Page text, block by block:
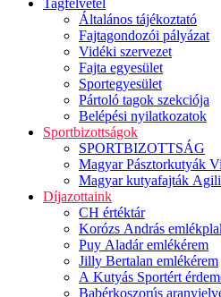
Tagfelvétel
Általános tájékoztató
Fajtagondozói pályázat
Vidéki szervezet
Fajta egyesület
Sportegyesület
Pártoló tagok szekciója
Belépési nyilatkozatok
Sportbizottságok
SPORTBIZOTTSÁG
Magyar Pásztorkutyák
Magyar kutyafajták
Díjazottaink
CH értéktár
Korózs András
Puy Aladár emlékérem
Jilly Bertalan emlékérem
A Kutyás Sportért
Babérkoszorús